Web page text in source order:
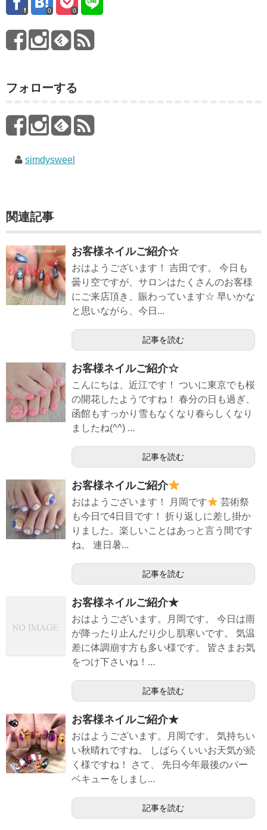
0 0
フォローする
simdysweel
関連記事
お客様ネイルご紹介☆
おはようございます！ 吉田です。 今日も
曇り空ですが、サロンはたくさんのお客様
にご来店頂き、賑わっています☆ 早いかな
と思いながら、今日...
記事を読む
お客様ネイルご紹介☆
こんにちは、近江です！ ついに東京でも桜
の開花したようですね！ 春分の日も過ぎ、
函館もすっかり雪もなくなり春らしくなり
ましたね(^^) ...
記事を読む
お客様ネイルご紹介
おはようございます！ 月岡です
芸術祭
も今日で4日目です！ 折り返しに差し掛か
りました。楽しいことはあっと言う間です
ね。 連日暑...
記事を読む
お客様ネイルご紹介★
おはようございます。月岡です。 今日は雨
が降ったり止んだり少し肌寒いです。 気温
差に体調崩す方も多い様です。 皆さまお気
をつけ下さいね！...
記事を読む
お客様ネイルご紹介★
おはようございます。月岡です。 気持ちい
い秋晴れですね。 しばらくいいお天気が続
く様ですね！ さて、 先日今年最後のバー
ベキューをしまし...
記事を読む